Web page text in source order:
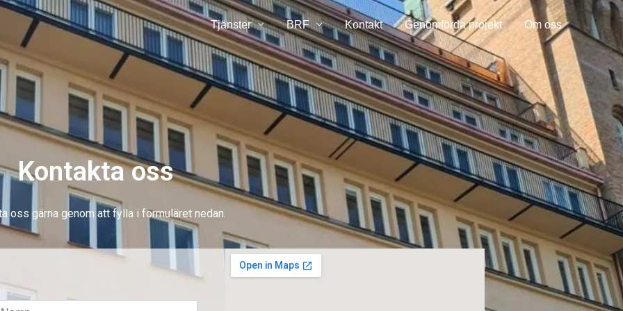
Tjänster BRF Kontakt Genomförda projekt Om oss
Kontakta oss
oss gärna genom att fylla i formuläret nedan.